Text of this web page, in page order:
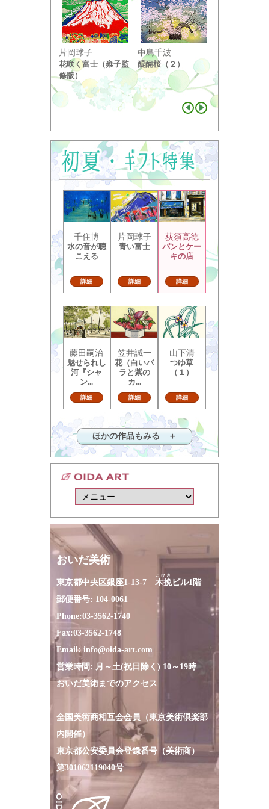
片岡球子
花咲く富士（雍子監
修版）
中島千波
醍醐桜（２）
り ...
千住博
水の音が聴
こえる
詳細
片岡球子
青い富士
詳細
荻須高徳
パンとケー
キの店
詳細
藤田嗣治
魅せられし
河『シャ
ン...
詳細
笠井誠一
花（白いバ
ラと紫の
カ...
詳細
山下清
つゆ草
（１）
詳細
ほかの作品もみる ＋
おいだ美術
東京都中央区銀座1-13-7 木挽
こびき
ビル1階
郵便番号: 104-0061
Phone:03-3562-1740
Fax:03-3562-1748
Email: info@oida-art.com
営業時間: 月～土(祝日除く) 10～19時
おいだ美術までのアクセス
全国美術商相互会会員（東京美術倶楽部
内開催）
東京都公安委員会登録番号（美術商）
第301062119040号